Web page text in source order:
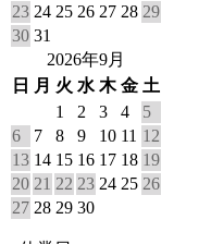
23 24 25 26 27 28 29
30 31
2026年9月
日
月 火 水 木 金 土
1
2 3 4
5
6
7 8 9 10 11 12
13 14 15 16 17 18 19
20 21 22 23 24 25 26
27 28 29 30